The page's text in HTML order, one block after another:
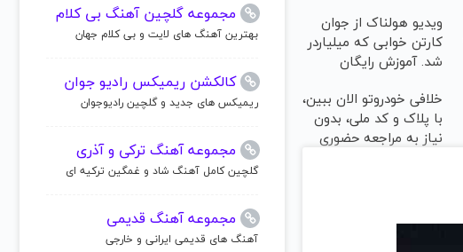
ویدیو هولناک از جوان
کارتن خوابی که میلیاردر
شد. آموزش رایگان
خلافی خودروتو الان ببین،
با پلاک و کد ملی، بدون
نیاز به مراجعه حضوری
مجموعه گلچین آهنگ بی کلام
بهترین آهنگ های لایت و بی کلام جهان
کالکشن ریمیکس رادیو جوان
ریمیکس های جدید و گلچین رادیوجوان
مجموعه آهنگ ترکی و آذری
گلچین کامل آهنگ شاد و غمگین ترکیه ای
مجموعه آهنگ قدیمی
آهنگ های قدیمی ایرانی و خارجی